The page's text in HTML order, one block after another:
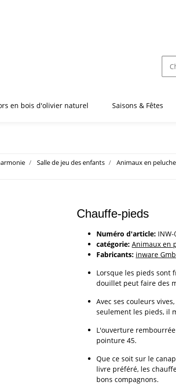
en bois d'olivier naturel Saisons & Fêtes
Salle de jeu des enfants Animaux en peluche
Chauffe-pieds
Numéro d'article:
catégorie: Animaux en
Fabricants: inware
Lorsque les pieds sont
douillet peut faire des
Avec ses couleurs
seulement les pieds, il
L'ouverture
pointure 45.
Que ce soit sur le
livre préféré, les
bons compagnons.